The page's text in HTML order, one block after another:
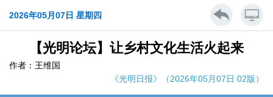
2026年05月07日 星期四
【光明论坛】让乡村文化生活火起来
作者：王维国
《光明日报》（2026年05月07日 02版）